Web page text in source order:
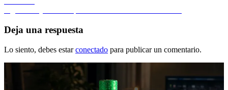
de
Deja una respuesta
Lo siento, debes estarconectado para publicar un comentario.